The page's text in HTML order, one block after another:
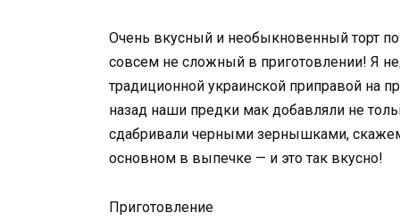
Очень вкусный и необыкновенный торт
совсем не сложный в приготовлении! Я
традиционной украинской приправой на
назад наши предки мак добавляли не
сдабривали черными зернышками,
основном в выпечке — и это так вкусно!
Приготовление